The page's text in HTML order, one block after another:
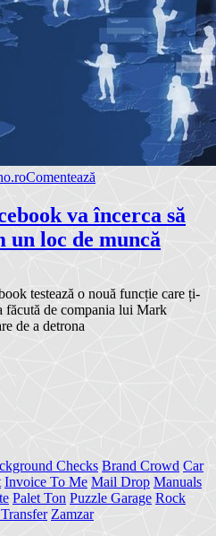
Comentează
va încerca să
un loc de muncă
testează o nouă funcție care ți-
făcută de compania lui Mark
de a detrona
Checks Brand Crowd Car
Invoice To Me Mail Drop Manuals
Palet Ton Puzzle Garage Rock
Zamzar